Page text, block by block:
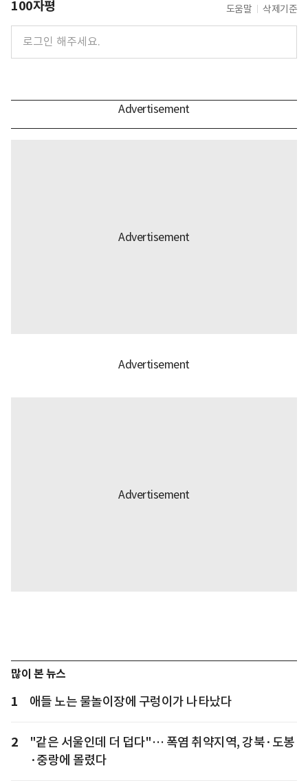
100자평 도움말 삭제기준
많이 본 뉴스
1 애들 노는 물놀이장에 구렁이가 나타났다
2
"같은 서울인데 더 덥다"… 폭염 취약지역, 강북·도봉
·중랑에 몰렸다